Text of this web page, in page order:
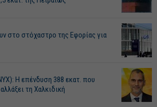
στο στόχαστρο της Εφορίας για
Η επένδυση 388 εκατ. που
τη Χαλκιδική